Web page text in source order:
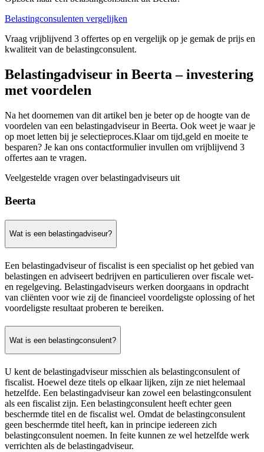
Belastingconsulenten vergelijken
Vraag vrijblijvend 3 offertes op en vergelijk op je gemak de prijs en
kwaliteit van de belastingconsulent.
Belastingadviseur in Beerta – investering
met voordelen
Na het doornemen van dit artikel ben je beter op de hoogte van de
voordelen van een belastingadviseur in Beerta. Ook weet je waar je
op moet letten bij je selectieproces.Klaar om tijd,geld en moeite te
besparen? Je kan ons contactformulier invullen om vrijblijvend 3
offertes aan te vragen.
Veelgestelde vragen over belastingadviseurs uit
Beerta
Wat is een belastingadviseur?
Een belastingadviseur of fiscalist is een specialist op het gebied van
belastingen en adviseert bedrijven en particulieren over fiscale wet-
en regelgeving. Belastingadviseurs werken doorgaans in opdracht
van cliënten voor wie zij de financieel voordeligste oplossing of het
voordeligste resultaat proberen te bereiken.
Wat is een belastingconsulent?
U kent de belastingadviseur misschien als belastingconsulent of
fiscalist. Hoewel deze titels op elkaar lijken, zijn ze niet helemaal
hetzelfde. Een belastingadviseur kan zowel een belastingconsulent
als een fiscalist zijn. Een belastingconsulent heeft echter geen
beschermde titel en de fiscalist wel. Omdat de belastingconsulent
geen beschermde titel heeft, kan in principe iedereen zich
belastingconsulent noemen. In feite kunnen ze wel hetzelfde werk
verrichten als de belastingadviseur.